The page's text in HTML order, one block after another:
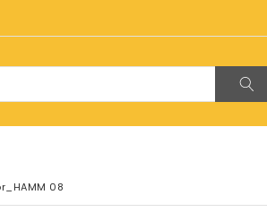
08